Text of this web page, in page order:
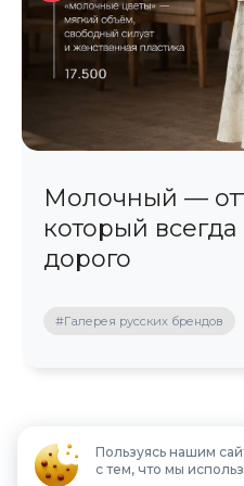
Молочный —
который
дорого
#Галерея русских брендов
Пользуясь нашим
с тем, что мы